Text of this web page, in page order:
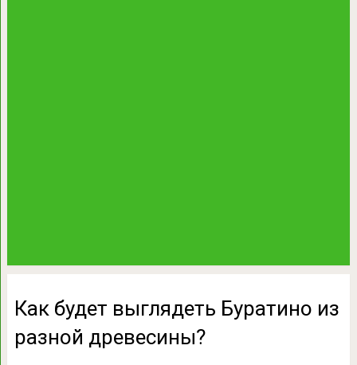
Как будет выглядеть Буратино из
разной древесины?